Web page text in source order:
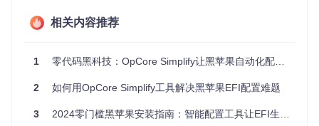
信息收集繁琐：需要手动运行多个工具获取硬件信息，平
均耗时超过30分钟
应关系
方案：硬件特征提取引擎的工作原理
OpCore Simplify内置的硬件特征提取引擎，通过分析系统报
告自动构建硬件档案。这一过程基于 Scripts/compatibili
相关内容推荐
1 零代码黑科技：OpCore Simplify让黑苹果自动化配置工具触手可及
2 如何用OpCore Simplify工具解决黑苹果EFI配置难题
3 2024零门槛黑苹果安装指南：智能配置工具让EFI生成从未如此简单